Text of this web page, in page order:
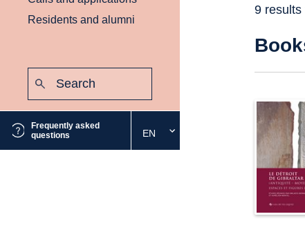
Residents and alumni
Frequently asked
questions
Select
the
EN
9 results